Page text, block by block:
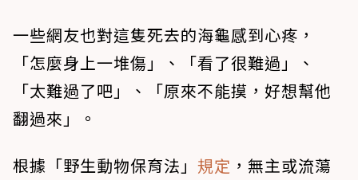
一些網友也對這隻死去的海龜感到心疼，
「怎麼身上一堆傷」、「看了很難過」、
「太難過了吧」、「原來不能摸，好想幫他
翻過來」。
根據「野生動物保育法」 規定 ，無主或流蕩